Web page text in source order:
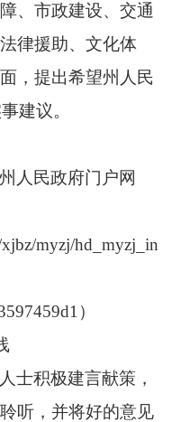
、 市政建设、 交通
法律援助、 文化体
， 提出希望州人民
建议。
人民政府门户网
xjbz/myzj/hd_myzj_in
）
士积极建言献策，
听， 并将好的意见